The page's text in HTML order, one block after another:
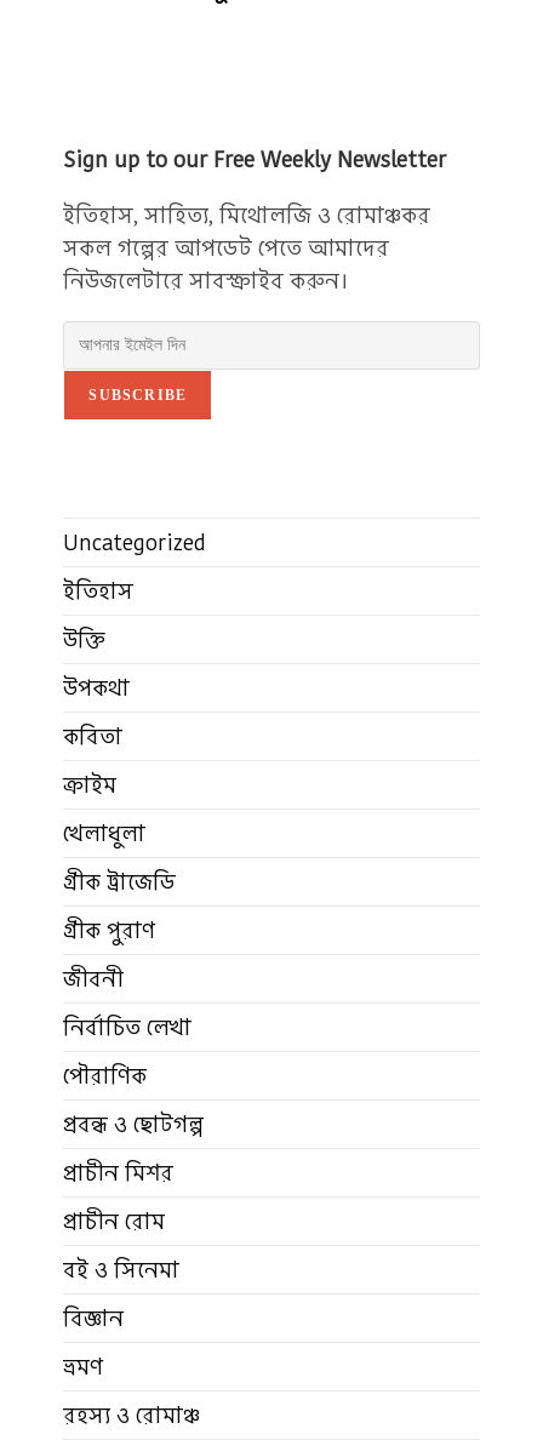
Sign up to our Free Weekly Newsletter
ইতিহাস, সাহিত্য, মিথোলজি ও রোমাঞ্চকর
সকল গল্পের আপডেট পেতে আমাদের
নিউজলেটারে সাবস্ক্রাইব করুন।
SUBSCRIBE
Uncategorized
ইতিহাস
উক্তি
উপকথা
কবিতা
ক্রাইম
খেলাধুলা
গ্রীক ট্রাজেডি
গ্রীক পুরাণ
জীবনী
নির্বাচিত লেখা
পৌরাণিক
প্রবন্ধ ও ছোটগল্প
প্রাচীন মিশর
প্রাচীন রোম
বই ও সিনেমা
বিজ্ঞান
ভ্রমণ
রহস্য ও রোমাঞ্চ